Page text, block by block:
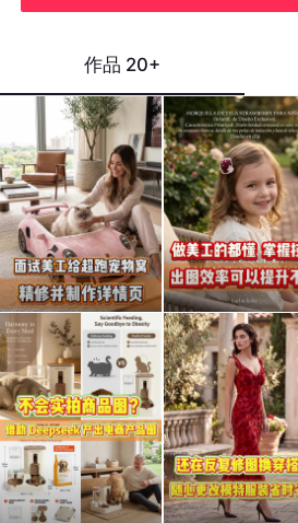
作品 20+
面试
美工
给超
做美
工的
都